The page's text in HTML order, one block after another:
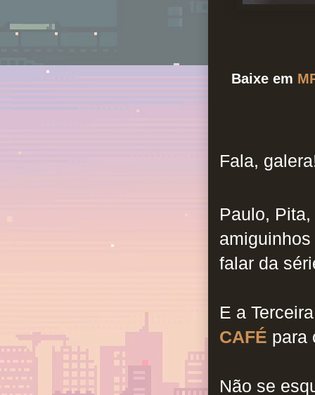
Baixe em
Fala,
Paulo,
falar da
E a
CAFÉ para
Não se